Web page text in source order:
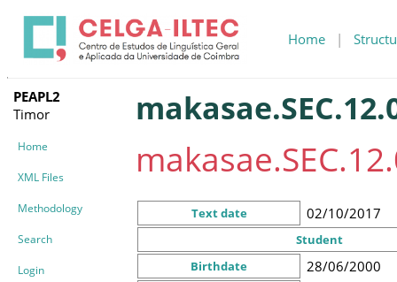
Home |
PEAPL2
Timor
Home
XML Files
Methodology
Search
Login
Text date 02/10/2017
Student
Birthdate
28/06/2000